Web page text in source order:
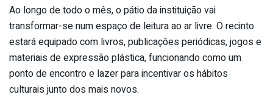
Ao longo de todo o mês, o pátio da instituição vai
transformar-se num espaço de leitura ao ar livre. O recinto
estará equipado com livros, publicações periódicas, jogos e
materiais de expressão plástica, funcionando como um
ponto de encontro e lazer para incentivar os hábitos
culturais junto dos mais novos.